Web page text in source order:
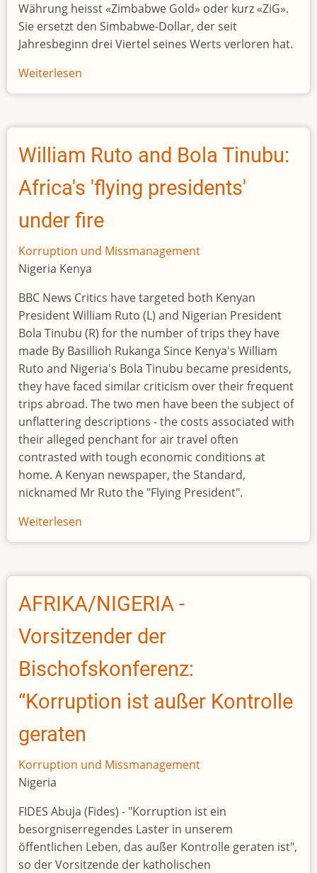
Währung heisst «Zimbabwe Gold» oder kurz «ZiG».
Sie ersetzt den Simbabwe-Dollar, der seit
Jahresbeginn drei Viertel seines Werts verloren hat.
Weiterlesen
Simbabwe
schon
wieder
eine
neue
Währung
William Ruto and Bola Tinubu:
Africa's 'flying presidents'
under fire
Korruption und Missmanagement
Nigeria Kenya
BBC News Critics have targeted both Kenyan
President William Ruto (L) and Nigerian President
Bola Tinubu (R) for the number of trips they have
made By Basillioh Rukanga Since Kenya's William
Ruto and Nigeria's Bola Tinubu became presidents,
they have faced similar criticism over their frequent
trips abroad. The two men have been the subject of
unflattering descriptions - the costs associated with
their alleged penchant for air travel often
contrasted with tough economic conditions at
home. A Kenyan newspaper, the Standard,
nicknamed Mr Ruto the "Flying President".
Weiterlesen
William
and
Bola
Tinubu:
Africa's
'flying
presidents'
under
fire
AFRIKA/NIGERIA -
Vorsitzender der
Bischofskonferenz:
“Korruption ist außer Kontrolle
geraten
Korruption und Missmanagement
Nigeria
FIDES Abuja (Fides) - "Korruption ist ein
besorgniserregendes Laster in unserem
öffentlichen Leben, das außer Kontrolle geraten ist",
so der Vorsitzende der katholischen